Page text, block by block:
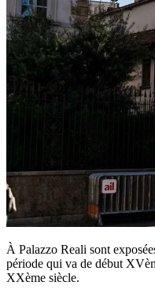
À Palazzo Reali sont
période qui va de début
XXème siècle.